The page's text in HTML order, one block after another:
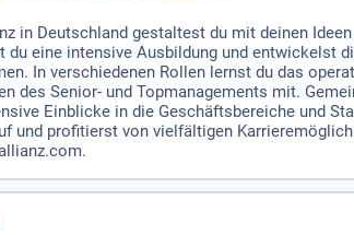
in Deutschland gestaltest du mit deinen
du eine intensive Ausbildung und entwickelst
In verschiedenen Rollen lernst du das
des Senior- und Topmanagements mit.
Einblicke in die Geschäftsbereiche und
und profitierst von vielfältigen